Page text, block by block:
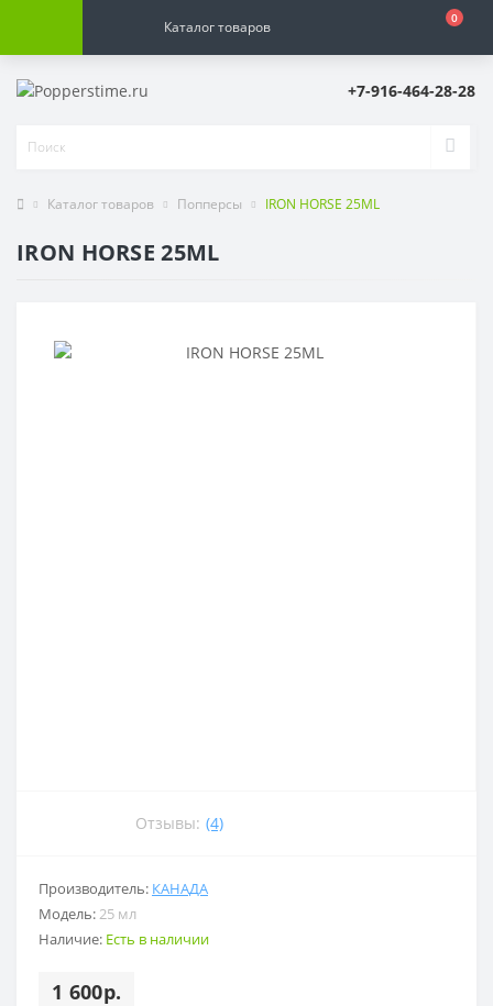
Каталог товаров 0
+7-916-464-28-28
Каталог товаров Попперсы IRON HORSE 25ML
IRON HORSE 25ML
Отзывы: (4)
Производитель: КАНАДА
Модель:25 мл
Наличие: Есть в наличии
1 600р.